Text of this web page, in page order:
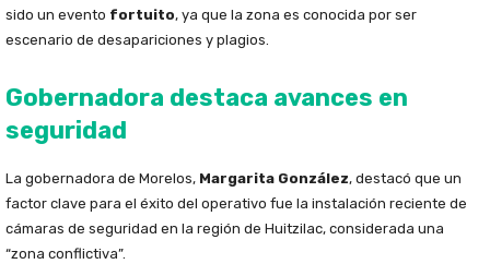
sido un evento fortuito, ya que la zona es conocida por ser
escenario de desapariciones y plagios.
Gobernadora destaca avances en
seguridad
La gobernadora de Morelos, Margarita González, destacó que un
factor clave para el éxito del operativo fue la instalación reciente de
cámaras de seguridad en la región de Huitzilac, considerada una
“zona conflictiva”.